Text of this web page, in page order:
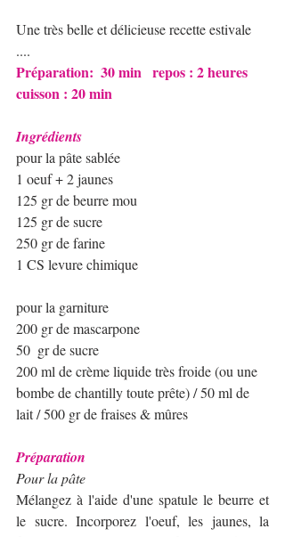
Une très belle et délicieuse recette estivale
.... ​
Préparation:  30 min   repos : 2 heures
cuisson : 20 min
Ingrédients
pour la pâte sablée
1 oeuf + 2 jaunes
125 gr de beurre mou
125 gr de sucre
250 gr de farine
1 CS levure chimique​
pour la garniture
200 gr de mascarpone
50  gr de sucre
200 ml de crème liquide très froide (ou une
bombe de chantilly toute prête) / 50 ml de
lait / 500 gr de fraises & mûres
Préparation
Pour la pâte
Mélangez à l'aide d'une spatule le beurre et
le sucre. Incorporez l'oeuf, les jaunes, la